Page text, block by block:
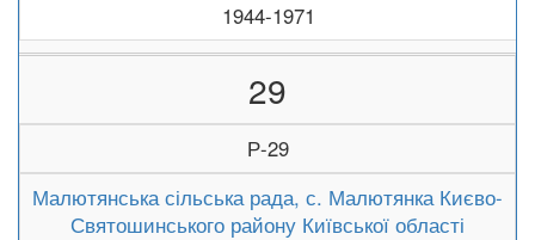
1944-1971
29
Р-29
Малютянська сільська рада, с. Малютянка Києво-
Святошинського району Київської області